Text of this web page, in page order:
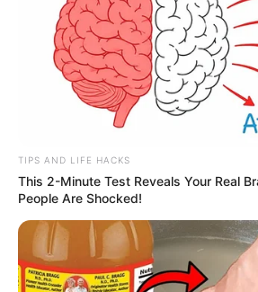
TIPS AND LIFE HACKS
This 2-Minute Test Reveals Your Real
People Are Shocked!